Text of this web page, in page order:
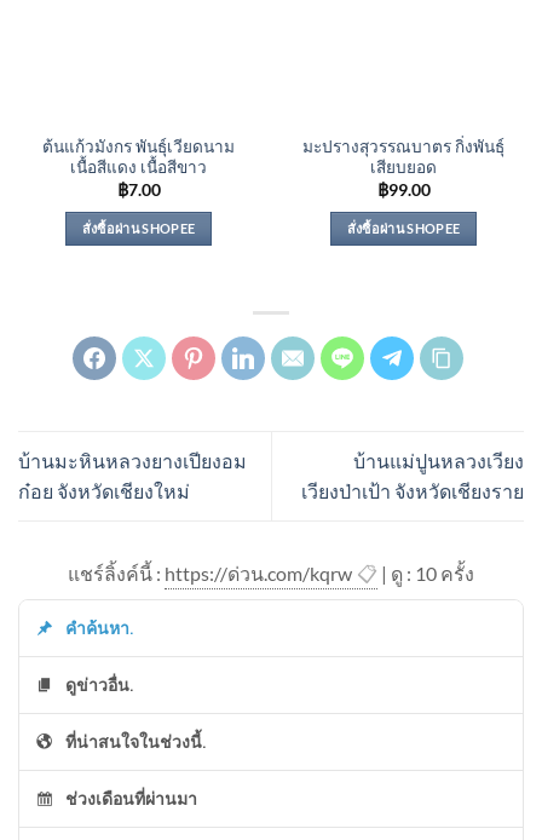
ต้นแก้วมังกร พันธุ์เวียดนาม
เนื้อสีแดง เนื้อสีขาว
฿7.00
สั่งซื้อผ่าน SHOPEE
มะปรางสุวรรณบาตร กิ่งพันธุ์
เสียบยอด
฿99.00
สั่งซื้อผ่าน SHOPEE
บ้านมะหินหลวงยางเปียงอม
ก๋อย จังหวัดเชียงใหม่
บ้านแม่ปูนหลวงเวียง
เวียงป่าเป้า จังหวัดเชียงราย
แชร์ลิ้งค์นี้ : https://ด่วน.com/kqrw 📋 | ดู : 10 ครั้ง
คำค้นหา.
ดูข่าวอื่น.
ที่น่าสนใจในช่วงนี้.
ช่วงเดือนที่ผ่านมา